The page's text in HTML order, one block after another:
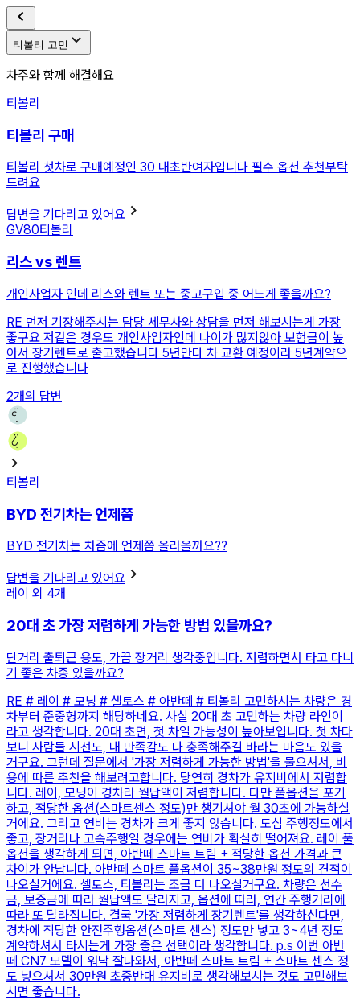
티볼리 고민
차주와 함께 해결해요
티볼리
티볼리 구매
티볼리 첫차로 구매예정인 30 대초반여자입니다 필수 옵션 추천부탁
드려요
답변을 기다리고 있어요
GV80티볼리
리스 vs 렌트
개인사업자 인데 리스와 렌트 또는 중고구입 중 어느게 좋을까요?
RE 먼저 기장해주시는 담당 세무사와 상담을 먼저 해보시는게 가장
좋구요 저같은 경우도 개인사업자인데 나이가 많지않아 보험금이 높
아서 장기렌트로 출고했습니다 5년만다 차 교환 예정이라 5년계약으
로 진행했습니다
2개의 답변
티볼리
BYD 전기차는 언제쯤
BYD 전기차는 차즘에 언제쯤 올라올까요??
답변을 기다리고 있어요
레이 외 4개
20대 초 가장 저렴하게 가능한 방법 있을까요?
단거리 출퇴근 용도, 가끔 장거리 생각중입니다. 저렴하면서 타고 다니
기 좋은 차종 있을까요?
RE # 레이 # 모닝 # 셀토스 # 아반떼 # 티볼리 고민하시는 차량은 경
차부터 준중형까지 해당하네요. 사실 20대 초 고민하는 차량 라인이
라고 생각합니다. 20대 초면, 첫 차일 가능성이 높아보입니다. 첫 차다
보니 사람들 시선도, 내 만족감도 다 충족해주길 바라는 마음도 있을
거구요. 그런데 질문에서 '가장 저렴하게 가능한 방법'을 물으셔서, 비
용에 따른 추천을 해보려고합니다. 당연히 경차가 유지비에서 저렴합
니다. 레이, 모닝이 경차라 월납액이 저렴합니다. 다만 풀옵션을 포기
하고, 적당한 옵션(스마트센스 정도)만 챙기셔야 월 30초에 가능하실
거에요. 그리고 연비는 경차가 크게 좋지 않습니다. 도심 주행정도에서
좋고, 장거리나 고속주행일 경우에는 연비가 확실히 떨어져요. 레이 풀
옵션을 생각하게 되면, 아반떼 스마트 트림 + 적당한 옵션 가격과 큰
차이가 안납니다. 아반떼 스마트 풀옵션이 35~38만원 정도의 견적이
나오실거에요. 셀토스, 티볼리는 조금 더 나오실거구요. 차량은 선수
금, 보증금에 따라 월납액도 달라지고, 옵션에 따라, 연간 주행거리에
따라 또 달라집니다. 결국 '가장 저렴하게 장기렌트'를 생각하신다면,
경차에 적당한 안전주행옵션(스마트 센스) 정도만 넣고 3~4년 정도
계약하셔서 타시는게 가장 좋은 선택이라 생각합니다. p.s 이번 아반
떼 CN7 모델이 워낙 잘나와서, 아반떼 스마트 트림 + 스마트 센스 정
도 넣으셔서 30만원 초중반대 유지비로 생각해보시는 것도 고민해보
시면 좋습니다.